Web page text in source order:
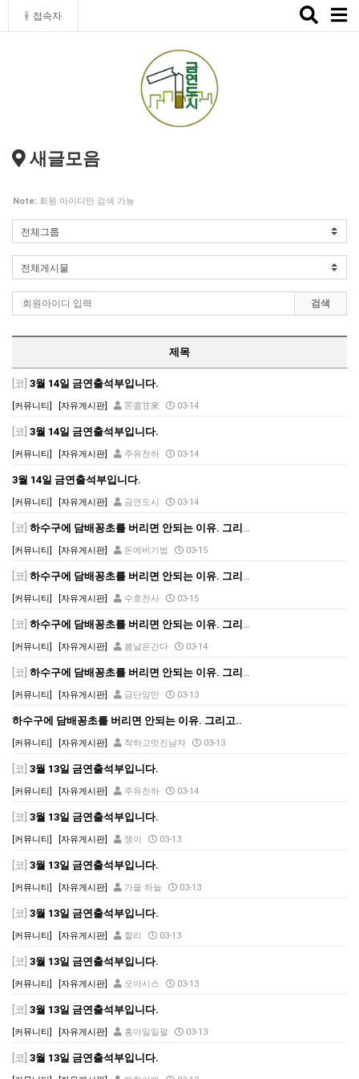
접속자
Toggle
새글모음
Note: 회원 아이디만 검색 가능
검색
제목
[코] 3월 14일 금연출석부입니다.
[커뮤니티] [자유게시판] 苦盡甘來 03-14
[코] 3월 14일 금연출석부입니다.
[커뮤니티] [자유게시판] 주유천하 03-14
3월 14일 금연출석부입니다.
[커뮤니티] [자유게시판] 금연도시 03-14
[코] 하수구에 담배꽁초를 버리면 안되는 이유. 그리고..
[커뮤니티] [자유게시판] 돈에버기법 03-15
[코] 하수구에 담배꽁초를 버리면 안되는 이유. 그리고..
[커뮤니티] [자유게시판] 수호천사 03-15
[코] 하수구에 담배꽁초를 버리면 안되는 이유. 그리고..
[커뮤니티] [자유게시판] 봄날은간다 03-14
[코] 하수구에 담배꽁초를 버리면 안되는 이유. 그리고..
[커뮤니티] [자유게시판] 금단양만 03-13
하수구에 담배꽁초를 버리면 안되는 이유. 그리고..
[커뮤니티] [자유게시판] 착하고멋진남자 03-13
[코] 3월 13일 금연출석부입니다.
[커뮤니티] [자유게시판] 주유천하 03-14
[코] 3월 13일 금연출석부입니다.
[커뮤니티] [자유게시판] 쟁이 03-13
[코] 3월 13일 금연출석부입니다.
[커뮤니티] [자유게시판] 가을 하늘 03-13
[코] 3월 13일 금연출석부입니다.
[커뮤니티] [자유게시판] 할리 03-13
[코] 3월 13일 금연출석부입니다.
[커뮤니티] [자유게시판] 오아시스 03-13
[코] 3월 13일 금연출석부입니다.
[커뮤니티] [자유게시판] 홍아일일팔 03-13
[코] 3월 13일 금연출석부입니다.